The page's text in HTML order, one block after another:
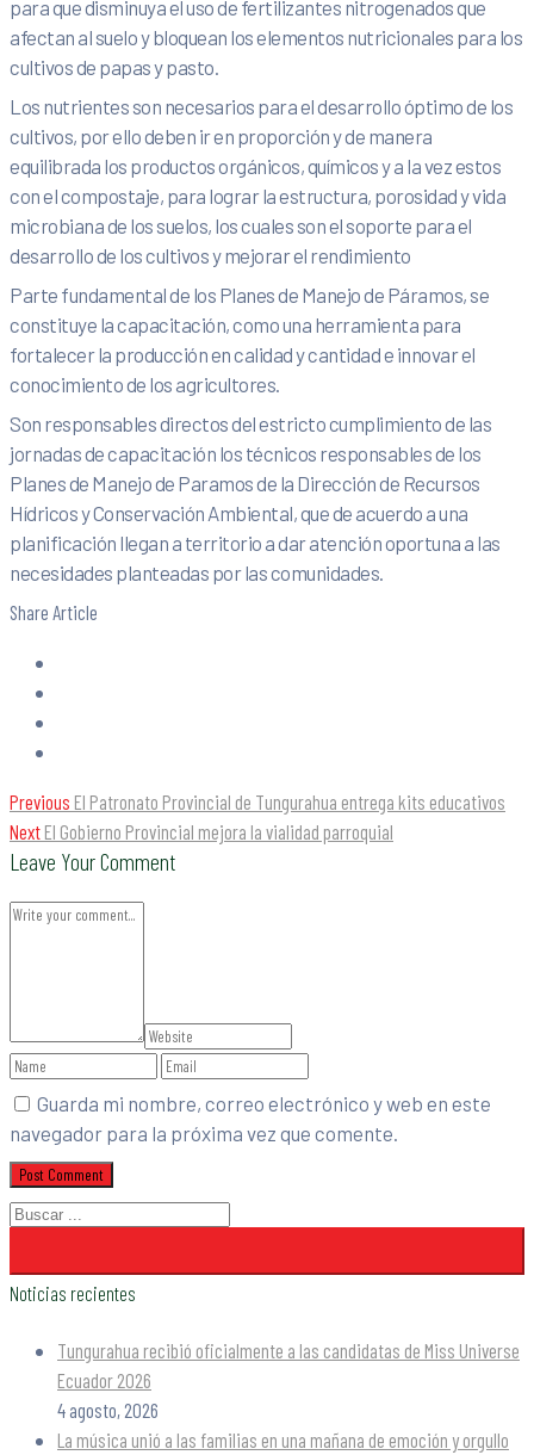
para que disminuya el uso de fertilizantes nitrogenados que
afectan al suelo y bloquean los elementos nutricionales para los
cultivos de papas y pasto.
Los nutrientes son necesarios para el desarrollo óptimo de los
cultivos, por ello deben ir en proporción y de manera
equilibrada los productos orgánicos, químicos y a la vez estos
con el compostaje, para lograr la estructura, porosidad y vida
microbiana de los suelos, los cuales son el soporte para el
desarrollo de los cultivos y mejorar el rendimiento
Parte fundamental de los Planes de Manejo de Páramos, se
constituye la capacitación, como una herramienta para
fortalecer la producción en calidad y cantidad e innovar el
conocimiento de los agricultores.
Son responsables directos del estricto cumplimiento de las
jornadas de capacitación los técnicos responsables de los
Planes de Manejo de Paramos de la Dirección de Recursos
Hídricos y Conservación Ambiental, que de acuerdo a una
planificación llegan a territorio a dar atención oportuna a las
necesidades planteadas por las comunidades.
Share Article
Previous El Patronato Provincial de Tungurahua entrega kits educativos
Next El Gobierno Provincial mejora la vialidad parroquial
Leave Your Comment
Guarda mi nombre, correo electrónico y web en este
navegador para la próxima vez que comente.
Noticias recientes
Tungurahua recibió oficialmente a las candidatas de Miss Universe
Ecuador 2026
4 agosto, 2026
La música unió a las familias en una mañana de emoción y orgullo